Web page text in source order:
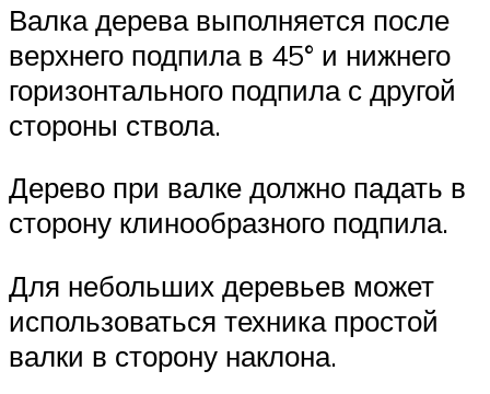
Валка дерева выполняется после
верхнего подпила в 45° и нижнего
горизонтального подпила с другой
стороны ствола.
Дерево при валке должно падать в
сторону клинообразного подпила.
Для небольших деревьев может
использоваться техника простой
валки в сторону наклона.